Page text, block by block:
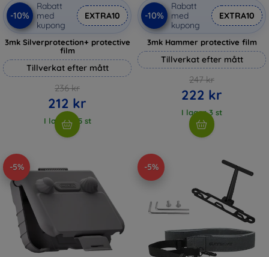
-10%
Rabatt
med
kupong
EXTRA10
3mk Silverprotection+ protective
film
Tillverkat efter mått
236 kr
212 kr
I lager > 5 st
-10%
Rabatt
med
kupong
EXTRA10
3mk Hammer protective film
Tillverkat efter mått
247 kr
222 kr
I lager 3 st
-5% -5%